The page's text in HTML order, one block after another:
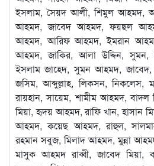
ইসলাম, সৈয়দ আলী, শিমুল আহমদ,
আহমদ, জাবেদ আহমদ, ফয়ছল
আহমদ, আরিফ আহমদ, ইমরান
আহমদ, জাকির, আলা উদ্দিন, সুমন,
ইসলাম জাহেদ, সুমন আহমদ,
জসিম, আব্দুল্লাহ, লিকসন, নিকলেস,
রায়হান, সায়েম, শামীম আহমদ,
মিয়া, হৃদয় আহমদ, রাফি খান, হাসান
আহমদ, কয়েছ আহমদ, রাহুল,
রহমান সবুজ, মিলাদ আহমদ, মুন্না
মাসুক আহমদ রাব্বী, জাবেদ